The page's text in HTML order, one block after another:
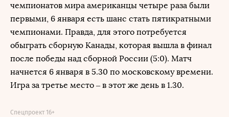
чемпионатов мира американцы четыре раза были
первыми, 6 января есть шанс стать пятикратными
чемпионами. Правда, для этого потребуется
обыграть сборную Канады, которая вышла в финал
после победы над сборной России (5:0). Матч
начнется 6 января в 5.30 по московскому времени.
Игра за третье место – в этот же день в 1.30.
Спецпроект 16+